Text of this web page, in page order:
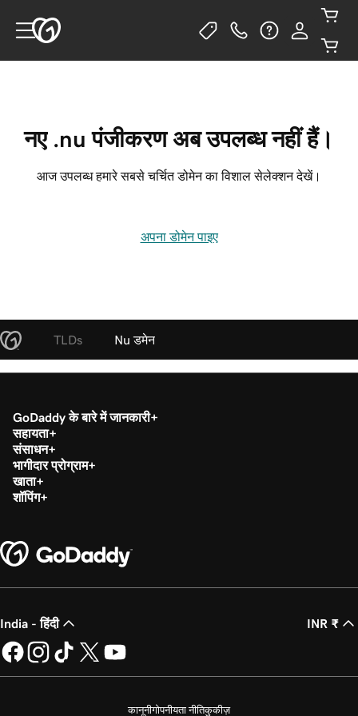
नए .nu पंजीकरण अब उपलब्ध नहीं हैं।
आज उपलब्ध हमारे सबसे चर्चित डोमेन का विशाल सेलेक्शन देखें।
अपना डोमेन पाइए
TLDs Nu डमेन
GoDaddy के बारे में जानकारी
सहायता
संसाधन
भागीदार प्रोग्राम
खाता
शॉपिंग
India - हिंदी INR ₹
कानूनीगोपनीयता नीतिकुकीज़